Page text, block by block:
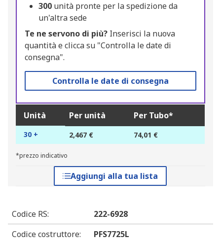
300 unità pronte per la spedizione da
un'altra sede
Te ne servono di più? Inserisci la nuova
quantità e clicca su "Controlla le date di
consegna".
Controlla le date di consegna
Unità Per unità Per Tubo*
30 + 2,467 € 74,01 €
*prezzo indicativo
Aggiungi alla tua lista
Codice RS:
222-6928
Codice costruttore:
PFS7725L